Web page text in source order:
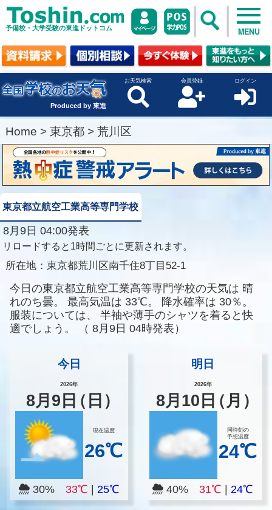
予備校・大学受験の東進ドットコム MENU
Produced by 東進
お天気検索 会員登録 ログイン
Home > 東京都 > 荒川区
東京都立航空工業高等専門学校
8月9日 04:00発表
リロードすると1時間ごとに更新されます。
所在地： 東京都荒川区南千住8丁目52-1
今日の東京都立航空工業高等専門学校の天気は 晴
れのち曇。
最高気温は 33℃。 降水確率は 30％。
服装については、
半袖や薄手のシャツを着ると快
適でしょう。
（ 8月9日 04時発表）
今日
2026年
8月 9 日（日）
現在温度
26℃
30% 33℃ 25℃
明日
2026年
8月 10 日（月）
同時刻の
予想温度
24℃
40%31℃ |24℃